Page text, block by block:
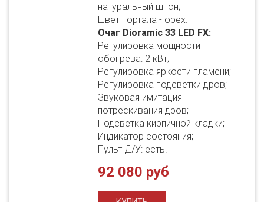
натуральный шпон;
Цвет портала - орех.
Очаг Dioramic 33 LED FX:
Регулировка мощности
обогрева: 2 кВт;
Регулировка яркости пламени;
Регулировка подсветки дров;
Звуковая имитация
потрескивания дров;
Подсветка кирпичной кладки;
Индикатор состояния;
Пульт Д/У: есть.
92 080 руб